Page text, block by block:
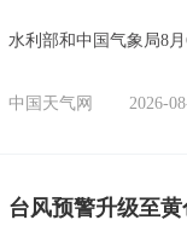
水利部和中国气象局8
中国天气网 2026-
台风预警升级至